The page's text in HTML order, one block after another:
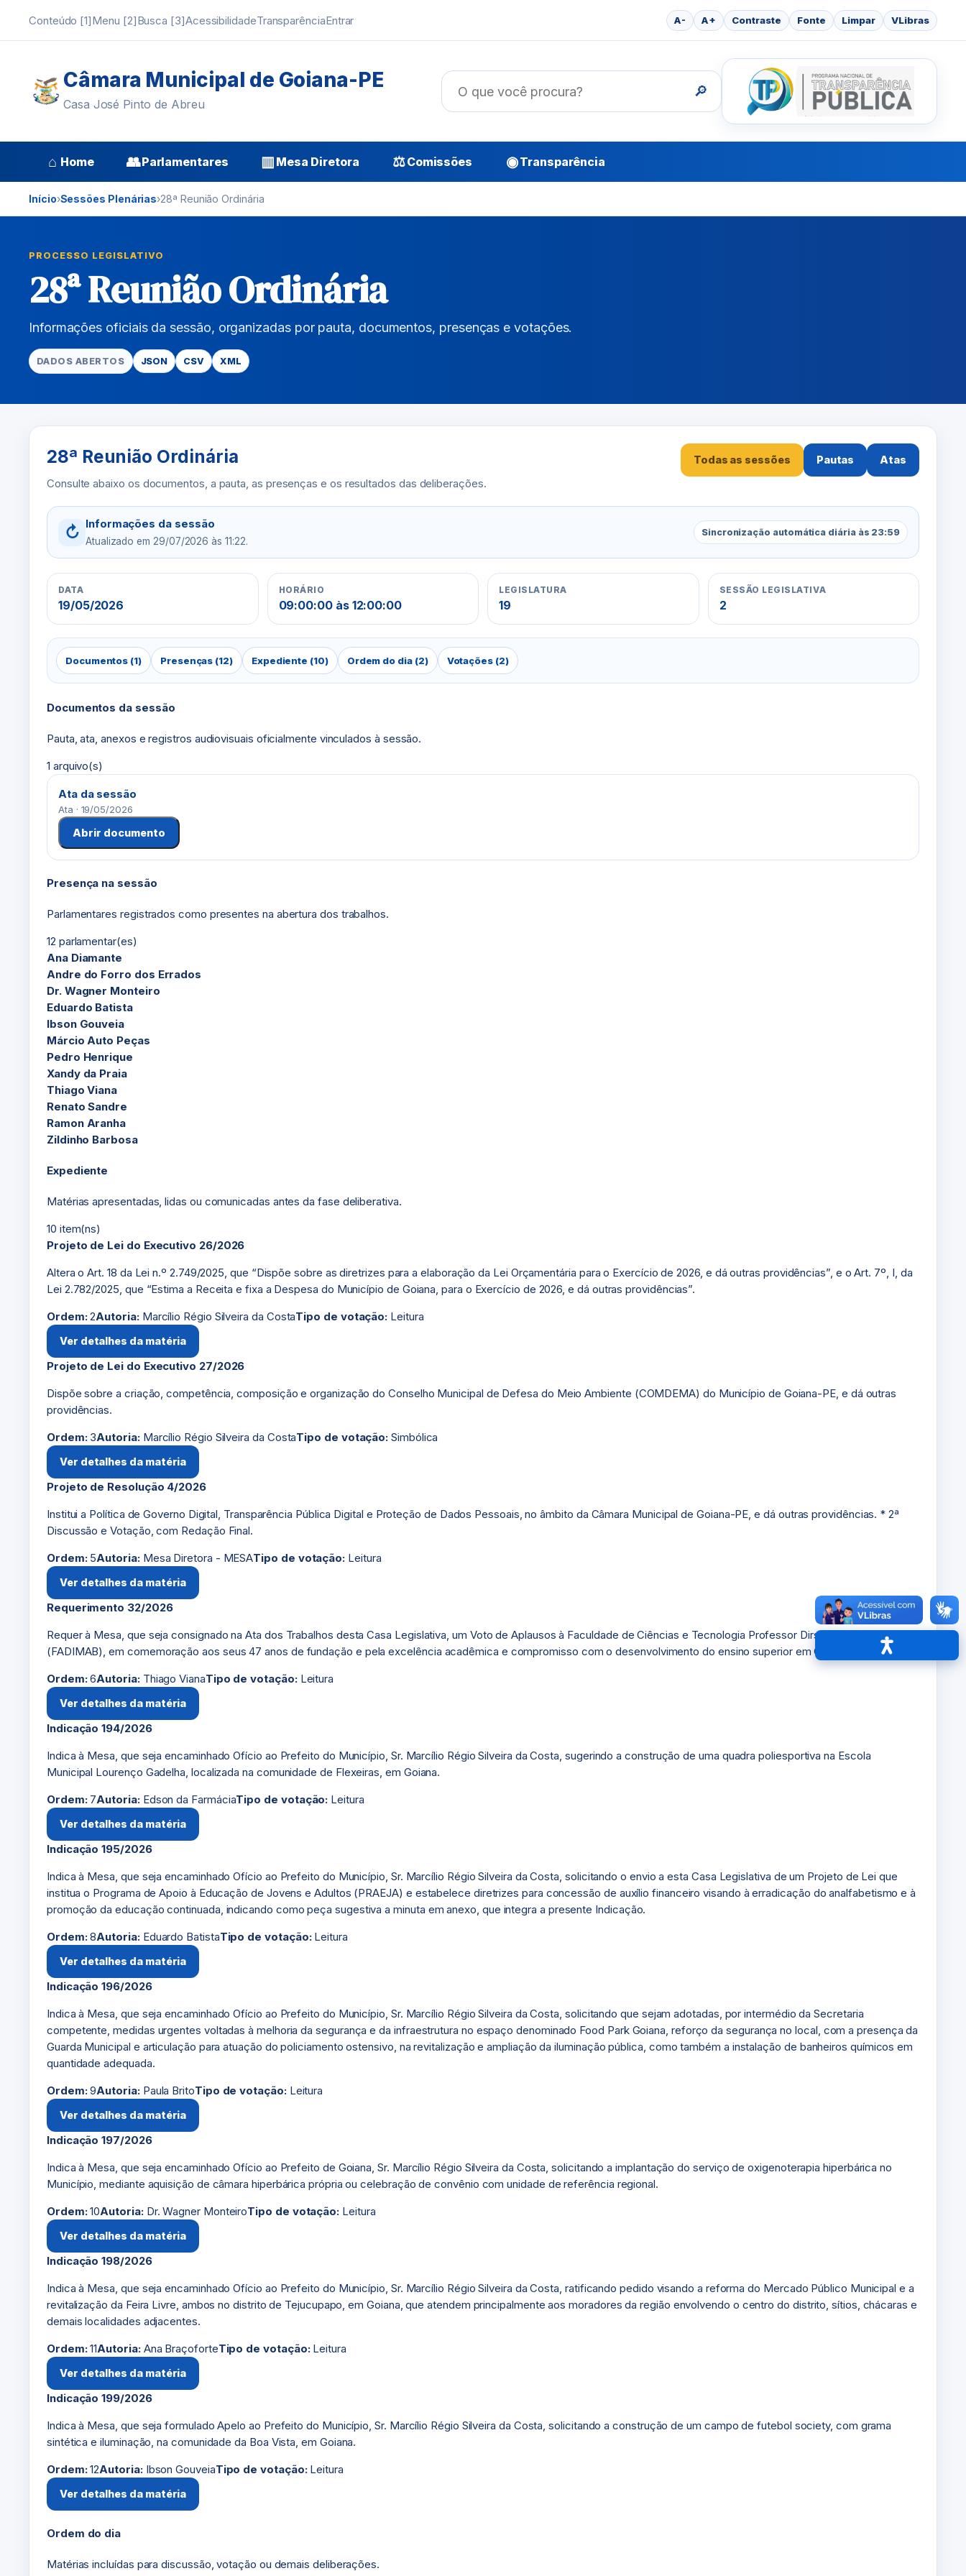
Conteúdo [1]Menu [2]Busca [3]AcessibilidadeTransparênciaEntrar A- A+ Contraste Fonte Limpar VLibras
Câmara Municipal de Goiana-PE
Casa José Pinto de Abreu
🔎
⌂ Home 👥Parlamentares ▥ Mesa Diretora ⚖Comissões ◉Transparência
Início›Sessões Plenárias›28ª Reunião Ordinária
PROCESSO LEGISLATIVO
28ª Reunião Ordinária
Informações oficiais da sessão, organizadas por pauta, documentos, presenças e votações.
DADOS ABERTOS JSON CSV XML
28ª Reunião Ordinária
Consulte abaixo os documentos, a pauta, as presenças e os resultados das deliberações.
Todas as sessões Pautas Atas
↻ Informações da sessão
Atualizado em 29/07/2026 às 11:22.
Sincronização automática diária às 23:59
DATA
19/05/2026
HORÁRIO
09:00:00 às 12:00:00
LEGISLATURA
19
SESSÃO LEGISLATIVA
2
Documentos (1) Presenças (12) Expediente (10) Ordem do dia (2) Votações (2)
Documentos da sessão
Pauta, ata, anexos e registros audiovisuais oficialmente vinculados à sessão.
1 arquivo(s)
Ata da sessão
Ata · 19/05/2026
Abrir documento
Presença na sessão
Parlamentares registrados como presentes na abertura dos trabalhos.
12 parlamentar(es)
Ana Diamante
Andre do Forro dos Errados
Dr. Wagner Monteiro
Eduardo Batista
Ibson Gouveia
Márcio Auto Peças
Pedro Henrique
Xandy da Praia
Thiago Viana
Renato Sandre
Ramon Aranha
Zildinho Barbosa
Expediente
Matérias apresentadas, lidas ou comunicadas antes da fase deliberativa.
10 item(ns)
Projeto de Lei do Executivo 26/2026
Altera o Art. 18 da Lei n.º 2.749/2025, que “Dispõe sobre as diretrizes para a elaboração da Lei Orçamentária para o Exercício de 2026, e dá outras providências”, e o Art. 7º, I, da
Lei 2.782/2025, que “Estima a Receita e fixa a Despesa do Município de Goiana, para o Exercício de 2026, e dá outras providências”.
Ordem:2Autoria:Marcílio Régio Silveira da CostaTipo de votação: Leitura
Ver detalhes da matéria
Projeto de Lei do Executivo 27/2026
Dispõe sobre a criação, competência, composição e organização do Conselho Municipal de Defesa do Meio Ambiente (COMDEMA) do Município de Goiana-PE, e dá outras
providências.
Ordem:3Autoria:Marcílio Régio Silveira da CostaTipo de votação: Simbólica
Ver detalhes da matéria
Projeto de Resolução 4/2026
Institui a Política de Governo Digital, Transparência Pública Digital e Proteção de Dados Pessoais, no âmbito da Câmara Municipal de Goiana-PE, e dá outras providências. * 2ª
Discussão e Votação, com Redação Final.
Ordem:5Autoria:Mesa Diretora - MESATipo de votação: Leitura
Ver detalhes da matéria
Requerimento 32/2026
Requer à Mesa, que seja consignado na Ata dos Trabalhos desta Casa Legislativa, um Voto de Aplausos à Faculdade de Ciências e Tecnologia Professor Dirson Maciel de Barros
(FADIMAB), em comemoração aos seus 47 anos de fundação e pela excelência acadêmica e compromisso com o desenvolvimento do ensino superior em Goiana e região.
Ordem:6Autoria:Thiago VianaTipo de votação:Leitura
Ver detalhes da matéria
Indicação 194/2026
Indica à Mesa, que seja encaminhado Ofício ao Prefeito do Município, Sr. Marcílio Régio Silveira da Costa, sugerindo a construção de uma quadra poliesportiva na Escola
Municipal Lourenço Gadelha, localizada na comunidade de Flexeiras, em Goiana.
Ordem:7Autoria:Edson da FarmáciaTipo de votação: Leitura
Ver detalhes da matéria
Indicação 195/2026
Indica à Mesa, que seja encaminhado Ofício ao Prefeito do Município, Sr. Marcílio Régio Silveira da Costa, solicitando o envio a esta Casa Legislativa de um Projeto de Lei que
institua o Programa de Apoio à Educação de Jovens e Adultos (PRAEJA) e estabelece diretrizes para concessão de auxílio financeiro visando à erradicação do analfabetismo e à
promoção da educação continuada, indicando como peça sugestiva a minuta em anexo, que integra a presente Indicação.
Ordem:8Autoria:Eduardo BatistaTipo de votação:Leitura
Ver detalhes da matéria
Indicação 196/2026
Indica à Mesa, que seja encaminhado Ofício ao Prefeito do Município, Sr. Marcílio Régio Silveira da Costa, solicitando que sejam adotadas, por intermédio da Secretaria
competente, medidas urgentes voltadas à melhoria da segurança e da infraestrutura no espaço denominado Food Park Goiana, reforço da segurança no local, com a presença da
Guarda Municipal e articulação para atuação do policiamento ostensivo, na revitalização e ampliação da iluminação pública, como também a instalação de banheiros químicos em
quantidade adequada.
Ordem:9Autoria:Paula BritoTipo de votação:Leitura
Ver detalhes da matéria
Indicação 197/2026
Indica à Mesa, que seja encaminhado Ofício ao Prefeito de Goiana, Sr. Marcílio Régio Silveira da Costa, solicitando a implantação do serviço de oxigenoterapia hiperbárica no
Município, mediante aquisição de câmara hiperbárica própria ou celebração de convênio com unidade de referência regional.
Ordem:10Autoria:Dr. Wagner MonteiroTipo de votação: Leitura
Ver detalhes da matéria
Indicação 198/2026
Indica à Mesa, que seja encaminhado Ofício ao Prefeito do Município, Sr. Marcílio Régio Silveira da Costa, ratificando pedido visando a reforma do Mercado Público Municipal e a
revitalização da Feira Livre, ambos no distrito de Tejucupapo, em Goiana, que atendem principalmente aos moradores da região envolvendo o centro do distrito, sítios, chácaras e
demais localidades adjacentes.
Ordem:11Autoria:Ana BraçoforteTipo de votação:Leitura
Ver detalhes da matéria
Indicação 199/2026
Indica à Mesa, que seja formulado Apelo ao Prefeito do Município, Sr. Marcílio Régio Silveira da Costa, solicitando a construção de um campo de futebol society, com grama
sintética e iluminação, na comunidade da Boa Vista, em Goiana.
Ordem:12Autoria:Ibson GouveiaTipo de votação:Leitura
Ver detalhes da matéria
Ordem do dia
Matérias incluídas para discussão, votação ou demais deliberações.
Acessibilidade